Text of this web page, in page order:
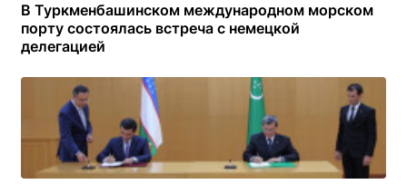
В Туркменбашинском международном морском
порту состоялась встреча с немецкой
делегацией